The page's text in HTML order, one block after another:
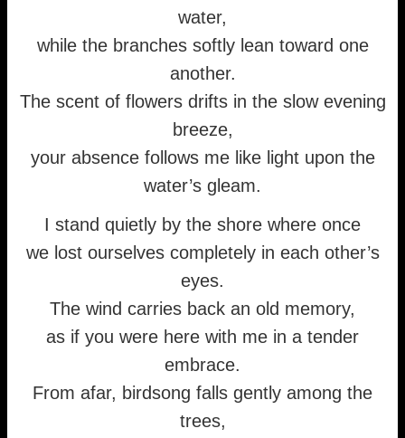
water,
while the branches softly lean toward one
another.
The scent of flowers drifts in the slow evening
breeze,
your absence follows me like light upon the
water’s gleam.
I stand quietly by the shore where once
we lost ourselves completely in each other’s
eyes.
The wind carries back an old memory,
as if you were here with me in a tender
embrace.
From afar, birdsong falls gently among the
trees,